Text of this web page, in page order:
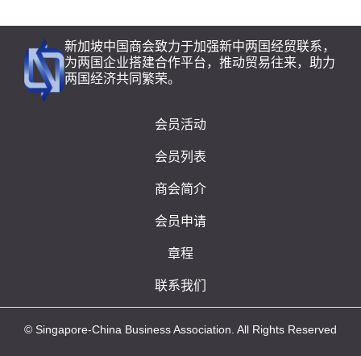
新加坡中国商会致力于加强新中两国经贸联系，
为两国企业搭建合作平台，推动贸易往来，助力
两国经济共同繁荣。
会员活动
会员列表
商会简介
会员申请
章程
联系我们
© Singapore-China Business Association. All Rights Reserved